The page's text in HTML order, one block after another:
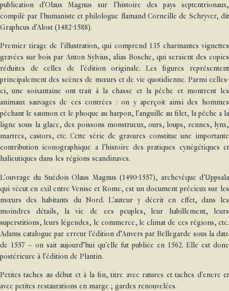
publication d'Olaus Magnus sur l'histoire des pays septentrionaux,
compilé par l'humaniste et philologue flamand Corneille de Schryver, dit
Grapheus d'Alost (1482-1588).
Premier tirage de l'illustration, qui comprend 135 charmantes vignettes
gravées sur bois par Anton Sylvius, alias Bosche, qui seraient des copies
réduites de celles de l'édition originale. Les figures représentent
principalement des scènes de mœurs et de vie quotidienne. Parmi celles-
ci, une soixantaine ont trait à la chasse et la pêche et montrent les
animaux sauvages de ces contrées : on y aperçoit ainsi des hommes
pêchant le saumon et le phoque au harpon, l'anguille au filet, la pêche a la
ligne sous la glace, des poissons monstrueux, ours, loups, rennes, lynx,
martres, castors, etc. Cette série de gravures constitue une importante
contribution iconographique a l'histoire des pratiques cynégétiques et
halieutiques dans les régions scandinaves.
L'ouvrage du Suédois Olaus Magnus (1490-1557), archevêque d'Uppsala
qui vécut en exil entre Venise et Rome, est un document précieux sur les
mœurs des habitants du Nord. L'auteur y décrit en effet, dans les
moindres détails, la vie de ces peuples, leur habillement, leurs
superstitions, leurs légendes, le commerce, le climat de ces régions, etc.
Adams catalogue par erreur l'édition d’Anvers par Bellegarde sous la date
de 1557 – on sait aujourd’hui qu'elle fut publiée en 1562. Elle est donc
postérieure à l'édition de Plantin.
Petites taches au début et à la fin, titre avec ratures et taches d'encre et
avec petites restaurations en marge ; gardes renouvelées.